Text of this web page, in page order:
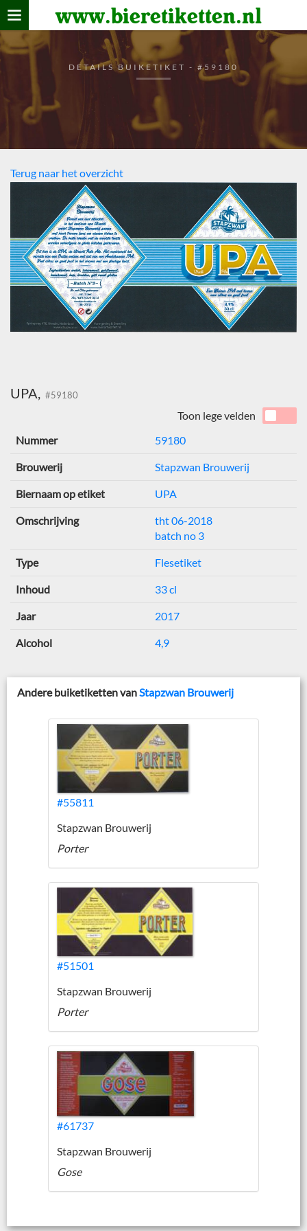
www.bieretiketten.nl
Home
verzamelen
De bierkaart
Bezoekers
DETAILS BUIKETIKET - #59180
Terug naar het overzicht
UPA, #59180
Toon lege velden
Nummer
59180
Brouwerij Stapzwan Brouwerij
Biernaam op etiket UPA
Omschrijving
tht 06-2018
batch no 3
Type Flesetiket
Inhoud 33 cl
Jaar 2017
Alcohol 4,9
Andere buiketiketten vanStapzwan Brouwerij
#55811
Stapzwan Brouwerij
Porter
#51501
Stapzwan Brouwerij
Porter
#61737
Stapzwan Brouwerij
Gose